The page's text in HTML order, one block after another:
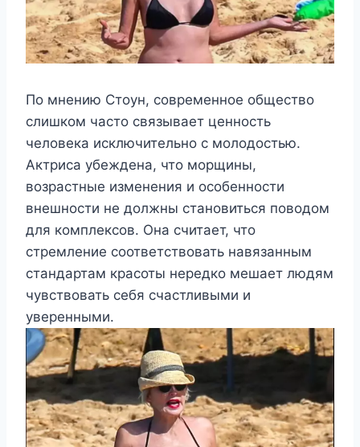
По мнению Стоун, современное общество
слишком часто связывает ценность
человека исключительно с молодостью.
Актриса убеждена, что морщины,
возрастные изменения и особенности
внешности не должны становиться поводом
для комплексов. Она считает, что
стремление соответствовать навязанным
стандартам красоты нередко мешает людям
чувствовать себя счастливыми и
уверенными.